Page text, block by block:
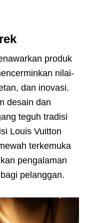
produk
nilai-
dan inovasi.
desain dan
teguh tradisi
Louis Vuitton
terkemuka
pengalaman
pelanggan.